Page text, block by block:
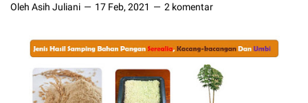
Oleh Asih Juliani 17 Feb, 2021 2 komentar